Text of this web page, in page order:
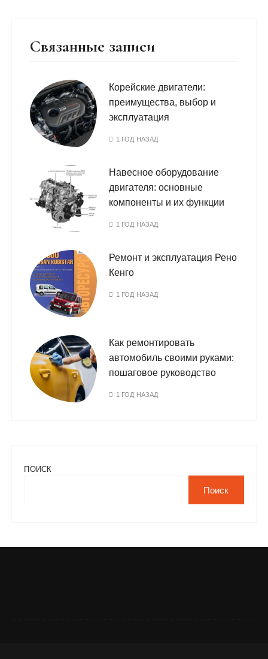
Связанные записи
Корейские двигатели:
преимущества, выбор и
эксплуатация
1 ГОД НАЗАД
Навесное оборудование
двигателя: основные
компоненты и их функции
1 ГОД НАЗАД
Ремонт и эксплуатация Рено
Кенго
1 ГОД НАЗАД
Как ремонтировать
автомобиль своими руками:
пошаговое руководство
1 ГОД НАЗАД
ПОИСК
Поиск